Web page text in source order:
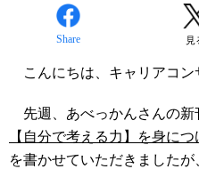
Share 見
こんにちは、キャリアコン
先週、あべっかんさんの新
【自分で考える力】を身に
を書かせていただきました